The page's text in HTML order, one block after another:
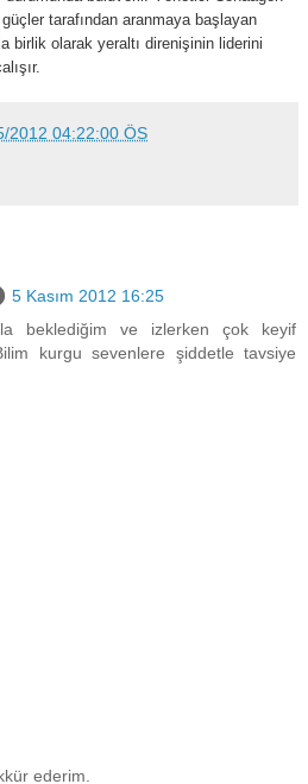
tarafından aranmaya başlayan
birlik olarak yeraltı direnişinin liderini
2012 04:22:00 ÖS
5 Kasım 2012 16:25
beklediğim ve izlerken çok keyif
kurgu sevenlere şiddetle tavsiye
ederim.